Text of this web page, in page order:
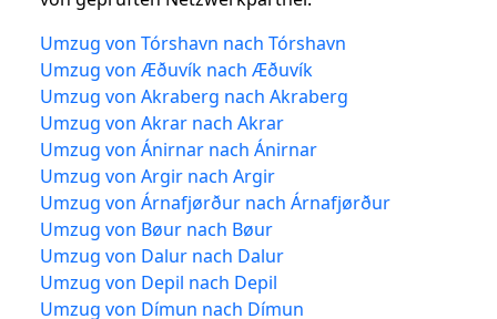
Umzug von Tórshavn nach Tórshavn
Umzug von Æðuvík nach Æðuvík
Umzug von Akraberg nach Akraberg
Umzug von Akrar nach Akrar
Umzug von Ánirnar nach Ánirnar
Umzug von Argir nach Argir
Umzug von Árnafjørður nach Árnafjørður
Umzug von Bøur nach Bøur
Umzug von Dalur nach Dalur
Umzug von Depil nach Depil
Umzug von Dímun nach Dímun